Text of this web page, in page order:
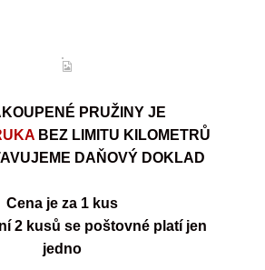
PRUŽINY JE
BEZ LIMITU KILOMETRŮ
DAŇOVÝ DOKLAD
Cena je za 1 kus
2 kusů se poštovné platí jen
jedno